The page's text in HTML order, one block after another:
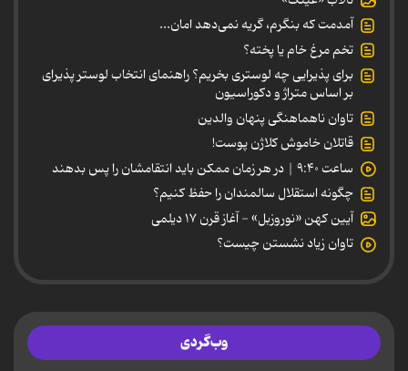
آمدمت که بنگرم، گریه نمی‌دهد امان...
تخم مرغ خام یا پخته؟
برای پذیرایی چه لوستری بخریم؟ راهنمای انتخاب لوستر پذیرای
بر اساس متراژ و دکوراسیون
تاوان ناهماهنگی پنهان والدین
قاتلان خاموش کلاژن پوست!
ساعت ۹:۴۰ | در هر زمان ممکن باید انتقامشان را پس بدهند
چگونه استقلال سالمندان را حفظ کنیم؟
آیین کهن «نوروزبل» - آغاز قرن ۱۷ دیلمی
تاوان زیاد نشستن چیست؟
وب‌گردی